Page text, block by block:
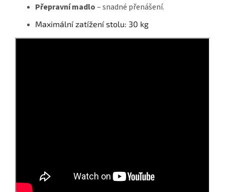
Přepravní madlo– snadné přenášení.
Maximální zatížení stolu: 30 kg